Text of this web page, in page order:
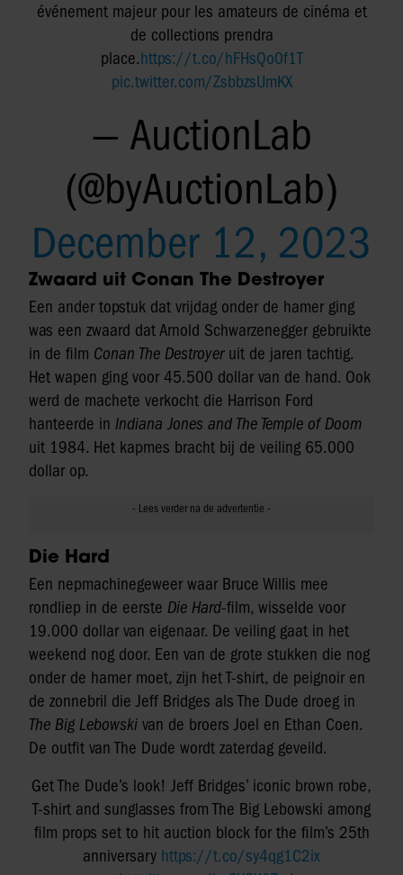
événement majeur pour les amateurs de cinéma et
de collections prendra
place.https://t.co/hFHsQo0f1T
pic.twitter.com/ZsbbzsUmKX
— AuctionLab
(@byAuctionLab)
December 12, 2023
Zwaard uit Conan The Destroyer
Een ander topstuk dat vrijdag onder de hamer ging
was een zwaard dat Arnold Schwarzenegger gebruikte
in de film Conan The Destroyeruit de jaren tachtig.
Het wapen ging voor 45.500 dollar van de hand. Ook
werd de machete verkocht die Harrison Ford
hanteerde in Indiana Jones and The Temple of Doom
uit 1984. Het kapmes bracht bij de veiling 65.000
dollar op.
Die Hard
Een nepmachinegeweer waar Bruce Willis mee
rondliep in de eerste Die Hard-film, wisselde voor
19.000 dollar van eigenaar. De veiling gaat in het
weekend nog door. Een van de grote stukken die nog
onder de hamer moet, zijn het T-shirt, de peignoir en
de zonnebril die Jeff Bridges als The Dude droeg in
The Big Lebowski van de broers Joel en Ethan Coen.
De outfit van The Dude wordt zaterdag geveild.
Get The Dude’s look! Jeff Bridges’ iconic brown robe,
T-shirt and sunglasses from The Big Lebowski among
film props set to hit auction block for the film’s 25th
anniversary https://t.co/sy4qg1C2ix